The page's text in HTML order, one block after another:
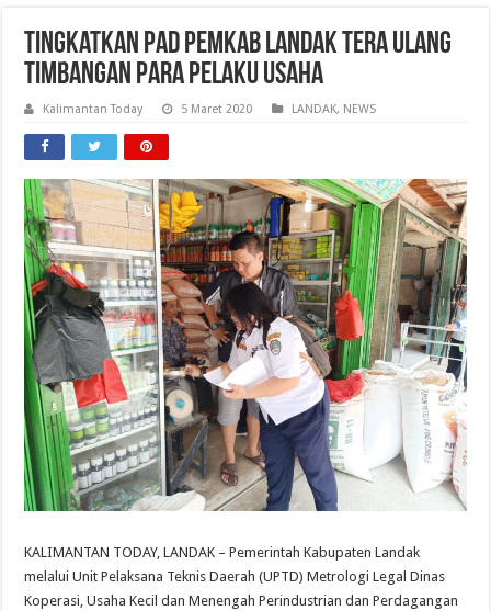
Tingkatkan PAD Pemkab Landak Tera Ulang
Timbangan Para Pelaku Usaha
Kalimantan Today 5 Maret 2020 LANDAK, NEWS
KALIMANTAN TODAY, LANDAK – Pemerintah Kabupaten Landak
melalui Unit Pelaksana Teknis Daerah (UPTD) Metrologi Legal Dinas
Koperasi, Usaha Kecil dan Menengah Perindustrian dan Perdagangan